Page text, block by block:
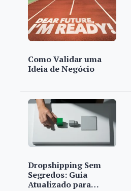
Como Validar uma
Ideia de Negócio
Dropshipping Sem
Segredos: Guia
Atualizado para…